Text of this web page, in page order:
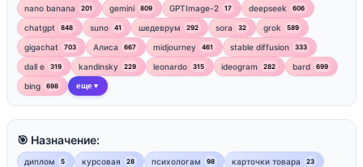
nano banana 201 gemini 809 GPTImage-2 17 deepseek 606
chatgpt 848 suno 41 шедеврум 292 sora 32 grok 589
gigachat 703 Алиса 667 midjourney 461 stable diffusion 333
dall e 319 kandinsky 229 leonardo 315 ideogram 282 bard 699
bing 698 еще ▼
🎯 Назначение:
диплом 5 курсовая 28 психологам 98 карточки товара 23